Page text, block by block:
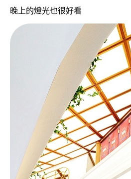
晚上的燈光也很好看